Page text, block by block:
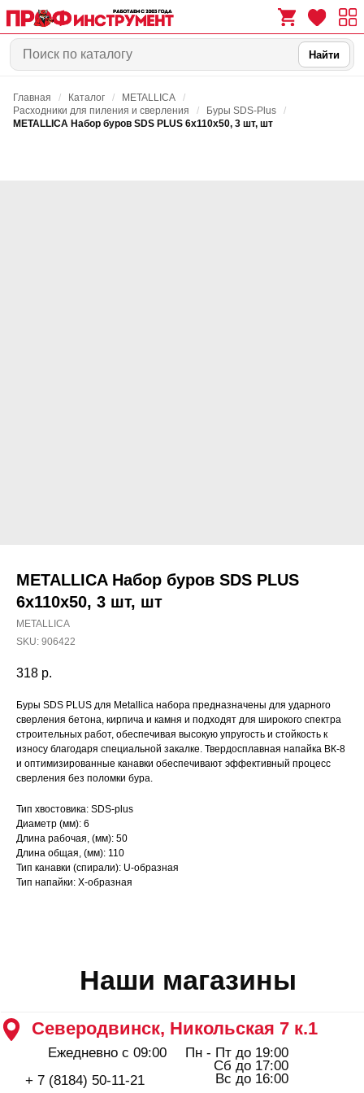
0
Найти
Главная / Каталог / METALLICA
/
Расходники для пиления и сверления
/ Буры SDS-Plus
/
METALLICA Набор буров SDS PLUS 6х110х50, 3 шт, шт
METALLICA Набор буров SDS PLUS
6х110х50, 3 шт, шт
METALLICA
SKU: 906422
318 р.
Буры SDS PLUS для Metallica набора предназначены для ударного
сверления бетона, кирпича и камня и подходят для широкого спектра
строительных работ, обеспечивая высокую упругость и стойкость к
износу благодаря специальной закалке. Твердосплавная напайка ВК-8
и оптимизированные канавки обеспечивают эффективный процесс
сверления без поломки бура.
Тип хвостовика: SDS-plus
Диаметр (мм): 6
Длина рабочая, (мм): 50
Длина общая, (мм): 110
Тип канавки (спирали): U-образная
Тип напайки: X-образная
Наши магазины
Архангельск, Урицкого 50 к.1
Северодвинск, Никольская 7 к.1
Ежедневно с 09:00 Пн - Пт до 19:00
Сб до 17:00
Вс до 16:00
Пн - Пт 09:00 - 19:00
Сб - Вс 10:00 - 18:00
Пн - Пт 09:00 - 19:00
Сб - Вс 10:00 - 18:00
+ 7 (8184) 50-11-21
+ 7 (911) 562-83-03